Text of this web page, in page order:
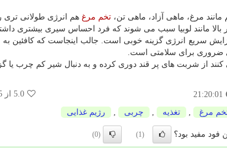
مانند مرغ، ماهی آزاد، ماهی تن، تخم مرغ هم انرژی طولانی تری
بالا مانند لوبیا سبب می شوند که فرد احساس سیری بیشتری
سریع انرژی گزینه خوبی است. جالب اینجاست که کافئین
ضروری برای سلامتی است.
از شربت های پر قند دوری کرده و به دنبال شیر کم چرب یا
21:20:01
5.0 از 5
مرغ تغذیه چربی رژیم غذایی
فود مفید بود؟ (1)
(0)